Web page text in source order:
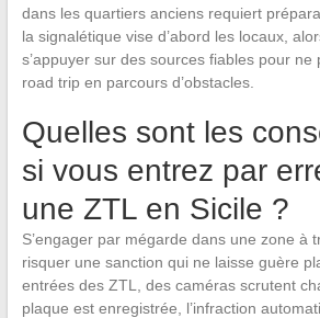
dans les quartiers anciens requiert
la signalétique vise d’abord les locaux,
s’appuyer sur des sources fiables pour ne
road trip en parcours d’obstacles.
Quelles sont les
si vous entrez par
une ZTL en Sicile ?
S’engager par mégarde dans une zone à
risquer une sanction qui ne laisse guère
entrées des ZTL, des caméras scrutent
plaque est enregistrée, l’infraction